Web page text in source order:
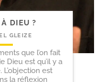
DIEU ?
GLEIZE
que l’on fait
Dieu est qu’il y a
est
la réflexion